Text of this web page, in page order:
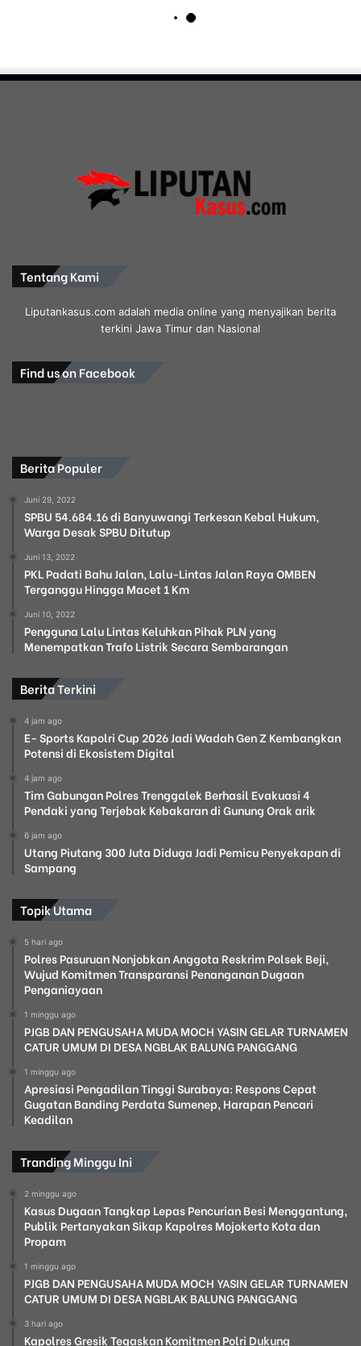
Tentang Kami
Liputankasus.com adalah media online yang menyajikan berita
terkini Jawa Timur dan Nasional
Find us on Facebook
Berita Populer
Juni 29, 2022
SPBU 54.684.16 di Banyuwangi Terkesan Kebal Hukum,
Warga Desak SPBU Ditutup
Juni 13, 2022
PKL Padati Bahu Jalan, Lalu-Lintas Jalan Raya OMBEN
Terganggu Hingga Macet 1 Km
Juni 10, 2022
Pengguna Lalu Lintas Keluhkan Pihak PLN yang
Menempatkan Trafo Listrik Secara Sembarangan
Berita Terkini
4 jam ago
E- Sports Kapolri Cup 2026 Jadi Wadah Gen Z Kembangkan
Potensi di Ekosistem Digital
4 jam ago
Tim Gabungan Polres Trenggalek Berhasil Evakuasi 4
Pendaki yang Terjebak Kebakaran di Gunung Orak arik
6 jam ago
Utang Piutang 300 Juta Diduga Jadi Pemicu Penyekapan di
Sampang
Topik Utama
5 hari ago
Polres Pasuruan Nonjobkan Anggota Reskrim Polsek Beji,
Wujud Komitmen Transparansi Penanganan Dugaan
Penganiayaan
1 minggu ago
PJGB DAN PENGUSAHA MUDA MOCH YASIN GELAR TURNAMEN
CATUR UMUM DI DESA NGBLAK BALUNG PANGGANG
1 minggu ago
Apresiasi Pengadilan Tinggi Surabaya: Respons Cepat
Gugatan Banding Perdata Sumenep, Harapan Pencari
Keadilan
Tranding Minggu Ini
2 minggu ago
Kasus Dugaan Tangkap Lepas Pencurian Besi Menggantung,
Publik Pertanyakan Sikap Kapolres Mojokerto Kota dan
Propam
1 minggu ago
PJGB DAN PENGUSAHA MUDA MOCH YASIN GELAR TURNAMEN
CATUR UMUM DI DESA NGBLAK BALUNG PANGGANG
3 hari ago
Kapolres Gresik Tegaskan Komitmen Polri Dukung